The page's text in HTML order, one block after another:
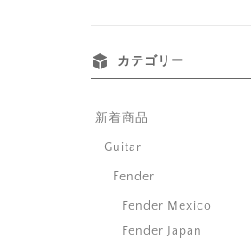
カテゴリー
新着商品
Guitar
Fender
Fender Mexico
Fender Japan